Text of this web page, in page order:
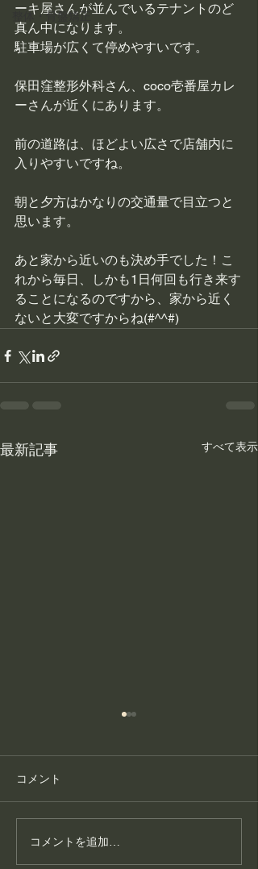
整体・骨盤矯正
ーキ屋さんが並んでいるテナントのど
真ん中になります。
駐車場が広くて停めやすいです。
保田窪整形外科さん、coco壱番屋カレ
ーさんが近くにあります。
前の道路は、ほどよい広さで店舗内に
入りやすいですね。
朝と夕方はかなりの交通量で目立つと
思います。
あと家から近いのも決め手でした！こ
れから毎日、しかも1日何回も行き来す
ることになるのですから、家から近く
ないと大変ですからね(#^^#)
最新記事 すべて表示
護身フィットネス教室が
生まれた理由
コメント
コメントを追加…